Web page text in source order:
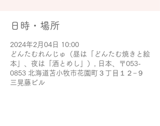
日時・場所
2024年2月04日 10:00
どんたむれんじゅ（昼は「どんたむ焼きと絵
本」、夜は「酒とめし」）, 日本、〒053-
0853 北海道苫小牧市花園町３丁目１２−９
三晃藤ビル